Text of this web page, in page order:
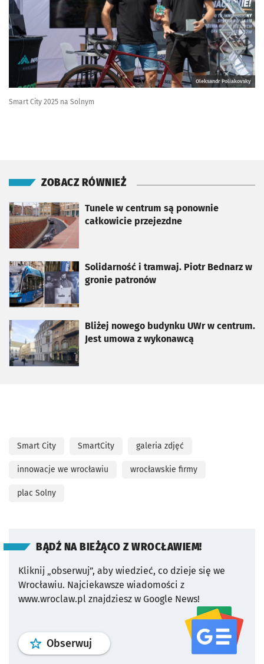
Oleksandr Poliakovsky
Smart City 2025 na Solnym
ZOBACZ RÓWNIEŻ
Tunele w centrum są ponownie
całkowicie przejezdne
otworzy się w nowej karcie
Solidarność i tramwaj. Piotr Bednarz w
gronie patronów
otworzy się w nowej karcie
Bliżej nowego budynku UWr w centrum.
Jest umowa z wykonawcą
otworzy się w nowej karcie
Smart City SmartCity galeria zdjęć
innowacje we wrocławiu wrocławskie firmy
plac Solny
BĄDŹ NA BIEŻĄCO Z WROCŁAWIEM!
Kliknij „obserwuj”, aby wiedzieć, co dzieje się we
Wrocławiu. Najciekawsze wiadomości z
www.wroclaw.pl znajdziesz w Google News!
Obserwuj profil serwisu